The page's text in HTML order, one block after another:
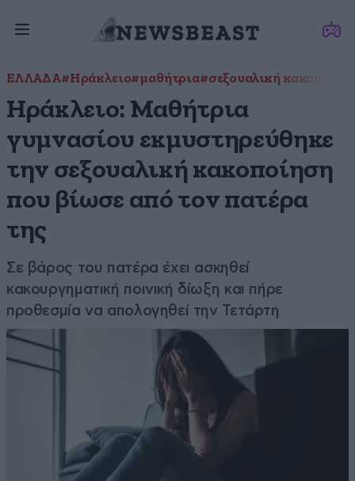
ΕΛΛΑΔΑ#Ηράκλειο#μαθήτρια#σεξουαλική
Ηράκλειο: Μαθήτρια
γυμνασίου εκμυστηρεύθηκε
την σεξουαλική κακοποίηση
που βίωσε από τον πατέρα
της
Σε βάρος του πατέρα έχει ασκηθεί
κακουργηματική ποινική δίωξη και πήρε
προθεσμία να απολογηθεί την Τετάρτη